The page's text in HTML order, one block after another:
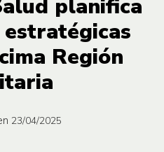
planifica
Región
23/04/2025